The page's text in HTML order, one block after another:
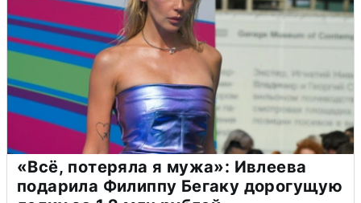
«Всё, потеряла я мужа»: Ивлеева
подарила Филиппу Бегаку дорогущую